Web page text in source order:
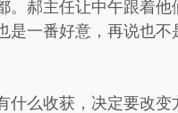
。郝主任让中午跟着他
是一番好意，再说也不
么收获，决定要改变